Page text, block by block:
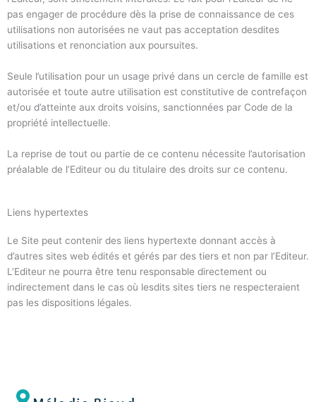
pas engager de procédure dès la prise de connaissance de ces
utilisations non autorisées ne vaut pas acceptation desdites
utilisations et renonciation aux poursuites.
Seule l’utilisation pour un usage privé dans un cercle de famille est
autorisée et toute autre utilisation est constitutive de contrefaçon
et/ou d’atteinte aux droits voisins, sanctionnées par Code de la
propriété intellectuelle.
La reprise de tout ou partie de ce contenu nécessite l’autorisation
préalable de l’Editeur ou du titulaire des droits sur ce contenu.
Liens hypertextes
Le Site peut contenir des liens hypertexte donnant accès à
d’autres sites web édités et gérés par des tiers et non par l’Editeur.
L’Editeur ne pourra être tenu responsable directement ou
indirectement dans le cas où lesdits sites tiers ne respecteraient
pas les dispositions légales.